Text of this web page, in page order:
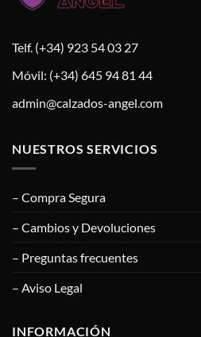
Telf. (+34) 923 54 03 27
Móvil: (+34) 645 94 81 44
admin@calzados-angel.com
NUESTROS SERVICIOS
– Compra Segura
– Cambios y Devoluciones
– Preguntas frecuentes
– Aviso Legal
INFORMACIÓN